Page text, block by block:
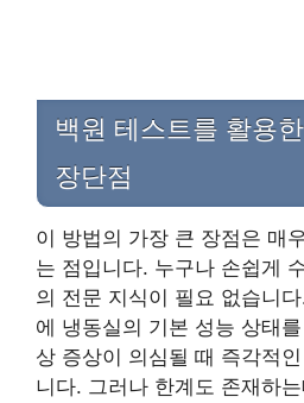
백원 테스트를 활용
장단점
이 방법의 가장 큰 장점은 매
는 점입니다. 누구나 손쉽게
의 전문 지식이 필요 없습니
에 냉동실의 기본 성능 상태
상 증상이 의심될 때 즉각적
니다. 그러나 한계도 존재하